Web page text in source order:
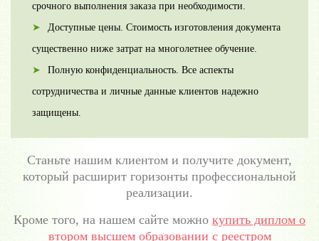
срочного выполнения заказа при необходимости.
Доступные цены. Стоимость изготовления документа
существенно ниже затрат на многолетнее обучение.
Полную конфиденциальность. Все аспекты
сотрудничества и личные данные клиентов надежно
защищены.
Станьте нашим клиентом и получите документ,
который расширит горизонты профессиональной
реализации.
Кроме того, на нашем сайте можно купить диплом о
втором высшем образовании с реестром